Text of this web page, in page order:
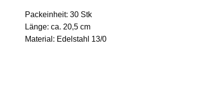
Packeinheit: 30 Stk
Länge: ca. 20,5 cm
Material: Edelstahl 13/0